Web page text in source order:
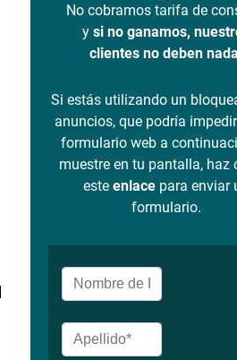
No cobramos tarifa de
y si no ganamos,
clientes no deben
Si estás utilizando un
anuncios, que podría
formulario web a
muestre en tu pantalla, haz
este enlacepara enviar
formulario.